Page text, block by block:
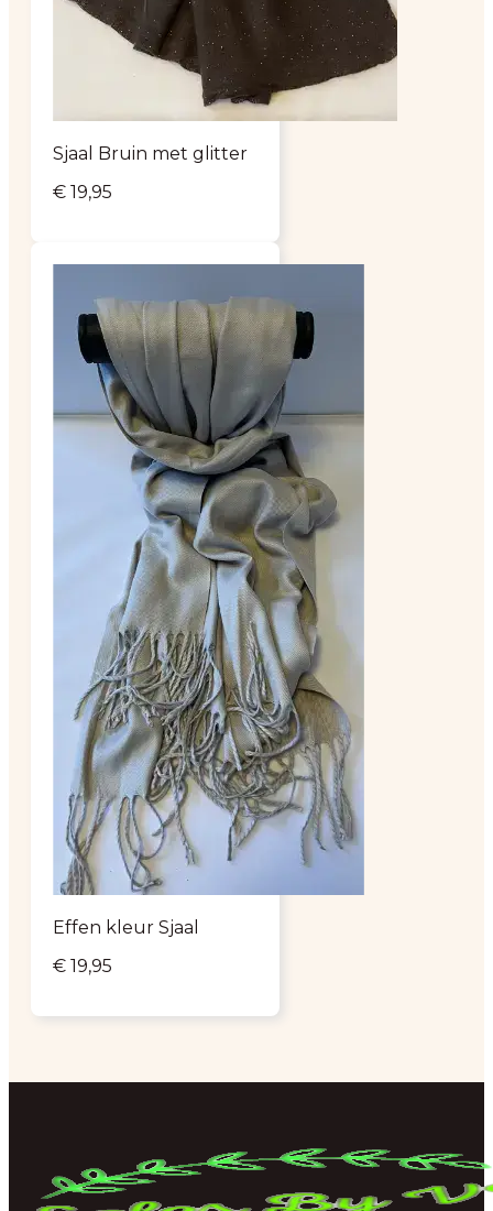
Sjaal Bruin met glitter
€ 19,95
Effen kleur Sjaal
€ 19,95